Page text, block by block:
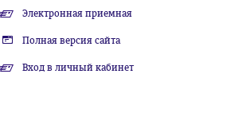
Электронная приемная
Полная версия сайта
Вход в личный кабинет